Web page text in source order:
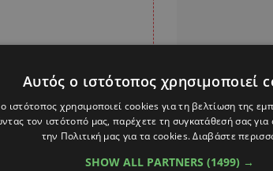
Αυτός ο ιστότοπος χρησιμοποιεί
ιστότοπος χρησιμοποιεί cookies για τη βελτίωση της
τον ιστότοπό μας, παρέχετε τη συγκατάθεσή σας
την Πολιτική μας για τα cookies.Διαβάστε
SHOW ALL PARTNERS (1499) →